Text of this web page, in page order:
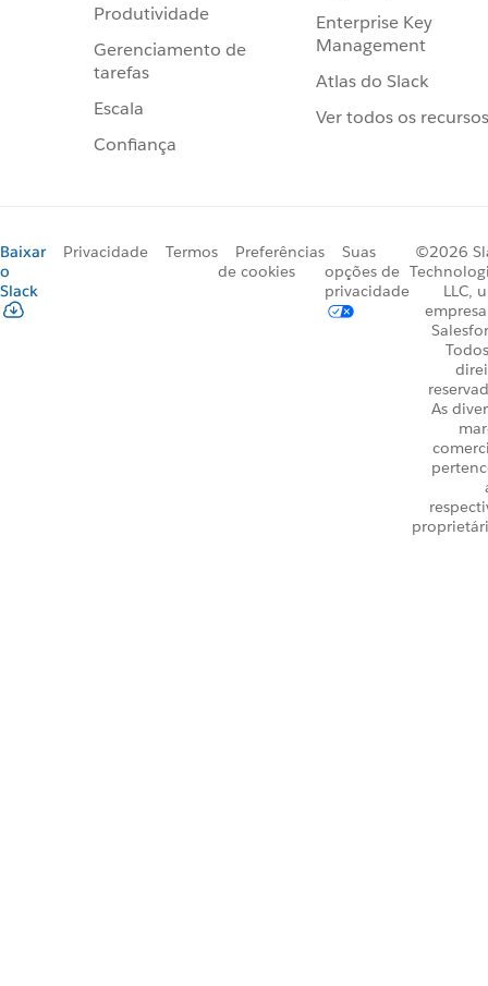
Produtividade
Gerenciamento de
tarefas
Escala
Confiança
Enterprise Key
Management
Atlas do Slack
Ver todos os recursos
Baixar
o
Slack
Privacidade Termos
Preferências
de cookies
Suas
opções de
privacidade
©2026
LLC,
As